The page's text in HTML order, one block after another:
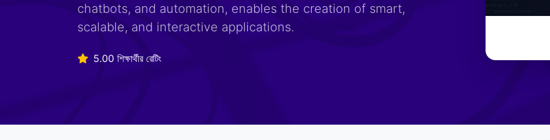
chatbots, and automation, enables the creation of smart,
scalable, and interactive applications.
5.00 শিক্ষার্থীর রেটিং